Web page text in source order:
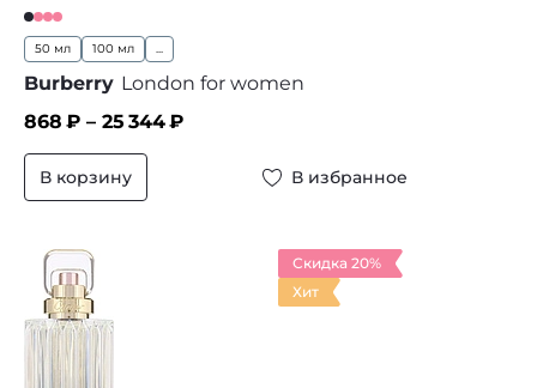
50 мл 100 мл ...
Burberry London for women
868 ₽ – 25 344₽
В корзину В избранное
Скидка 20%
Хит